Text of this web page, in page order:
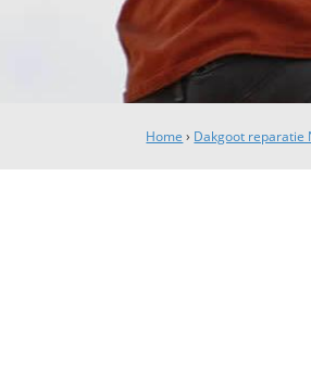
Home › Dakgoot reparatie